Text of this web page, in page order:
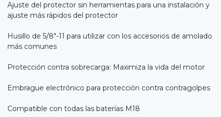
Ajuste del protector sin herramientas para una instalación y
ajuste más rápidos del protector
Husillo de 5/8"-11 para utilizar con los accesorios de amolado
más comunes
Protección contra sobrecarga: Maximiza la vida del motor
Embrague electrónico para protección contra contragolpes
Compatible con todas las baterías M18